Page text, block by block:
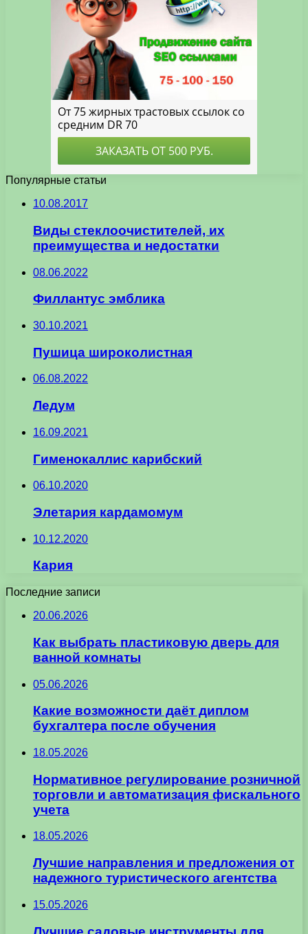
Популярные статьи
10.08.2017
Виды стеклоочистителей, их
преимущества и недостатки
08.06.2022
Филлантус эмблика
30.10.2021
Пушица широколистная
06.08.2022
Ледум
16.09.2021
Гименокаллис карибский
06.10.2020
Элетария кардамомум
10.12.2020
Кария
Последние записи
20.06.2026
Как выбрать пластиковую дверь для
ванной комнаты
05.06.2026
Какие возможности даёт диплом
бухгалтера после обучения
18.05.2026
Нормативное регулирование розничной
торговли и автоматизация фискального
учета
18.05.2026
Лучшие направления и предложения от
надежного туристического агентства
15.05.2026